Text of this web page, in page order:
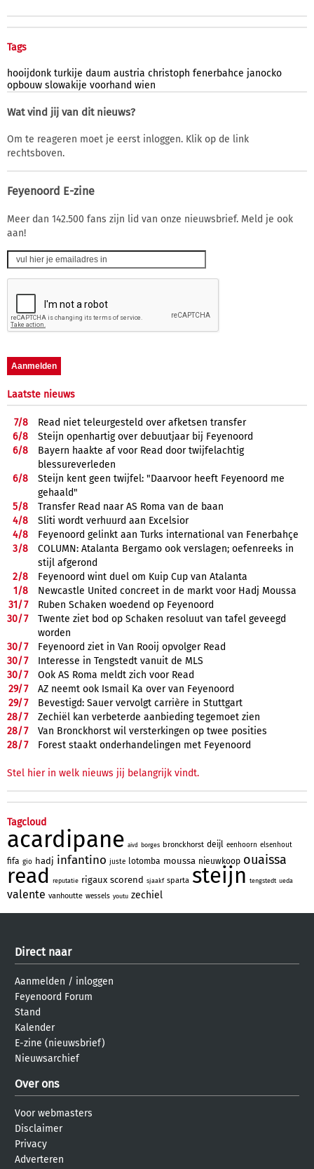
Tags
hooijdonk turkije daum austria christoph fenerbahce janocko
opbouw slowakije voorhand wien
Wat vind jij van dit nieuws?
Om te reageren moet je eerst inloggen. Klik op de link
rechtsboven.
Feyenoord E-zine
Meer dan 142.500 fans zijn lid van onze nieuwsbrief. Meld je ook
aan!
Laatste nieuws
7/8
Read niet teleurgesteld over afketsen transfer
6/8
Steijn openhartig over debuutjaar bij Feyenoord
6/8
Bayern haakte af voor Read door twijfelachtig
blessureverleden
6/8
Steijn kent geen twijfel: "Daarvoor heeft Feyenoord me
gehaald"
5/8
Transfer Read naar AS Roma van de baan
4/8
Sliti wordt verhuurd aan Excelsior
4/8
Feyenoord gelinkt aan Turks international van Fenerbahçe
3/8
COLUMN: Atalanta Bergamo ook verslagen; oefenreeks in
stijl afgerond
2/8
Feyenoord wint duel om Kuip Cup van Atalanta
1/8
Newcastle United concreet in de markt voor Hadj Moussa
31/7
Ruben Schaken woedend op Feyenoord
30/7
Twente ziet bod op Schaken resoluut van tafel geveegd
worden
30/7
Feyenoord ziet in Van Rooij opvolger Read
30/7
Interesse in Tengstedt vanuit de MLS
30/7
Ook AS Roma meldt zich voor Read
29/7
AZ neemt ook Ismail Ka over van Feyenoord
29/7
Bevestigd: Sauer vervolgt carrière in Stuttgart
28/7
Zechiël kan verbeterde aanbieding tegemoet zien
28/7
Van Bronckhorst wil versterkingen op twee posities
28/7 Forest staakt onderhandelingen met Feyenoord
Stel hier in welk nieuws jij belangrijk vindt.
Tagcloud
acardipane aivd borges bronckhorst deijl eenhoorn elsenhout
fifa gio hadj infantino juste lotomba moussa nieuwkoop ouaissa
read reputatie rigaux scorend sjaakf sparta steijn tengstedt ueda
valente vanhoutte wessels youtu zechiel
Direct naar
Aanmelden / inloggen
Feyenoord Forum
Stand
Kalender
E-zine (nieuwsbrief)
Nieuwsarchief
Over ons
Voor webmasters
Disclaimer
Privacy
Adverteren